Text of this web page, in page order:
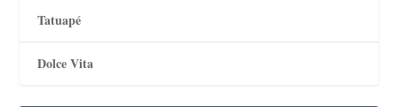
Tatuapé
Dolce Vita